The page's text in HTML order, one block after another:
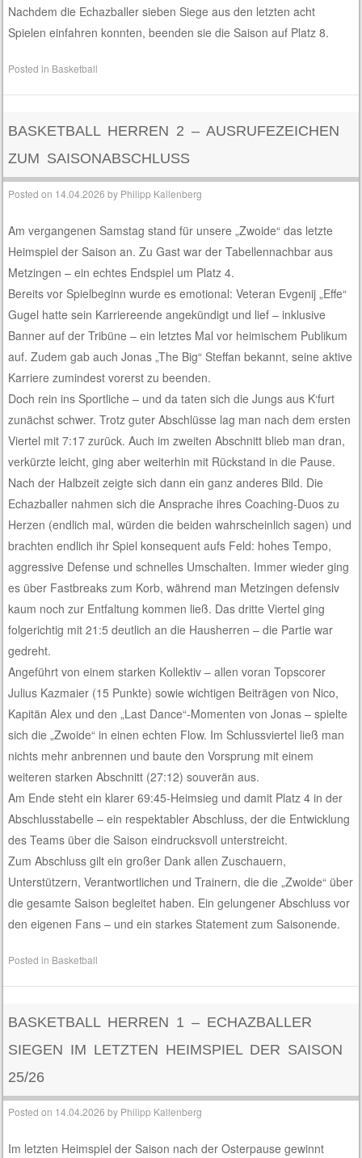
Nachdem die Echazballer sieben Siege aus den letzten acht
Spielen einfahren konnten, beenden sie die Saison auf Platz 8.
Posted in Basketball
BASKETBALL HERREN 2 – AUSRUFEZEICHEN
ZUM SAISONABSCHLUSS
Posted on 14.04.2026 by Philipp Kallenberg
Am vergangenen Samstag stand für unsere „Zwoide“ das letzte
Heimspiel der Saison an. Zu Gast war der Tabellennachbar aus
Metzingen – ein echtes Endspiel um Platz 4.
Bereits vor Spielbeginn wurde es emotional: Veteran Evgenij „Effe“
Gugel hatte sein Karriereende angekündigt und lief – inklusive
Banner auf der Tribüne – ein letztes Mal vor heimischem Publikum
auf. Zudem gab auch Jonas „The Big“ Steffan bekannt, seine aktive
Karriere zumindest vorerst zu beenden.
Doch rein ins Sportliche – und da taten sich die Jungs aus K‘furt
zunächst schwer. Trotz guter Abschlüsse lag man nach dem ersten
Viertel mit 7:17 zurück. Auch im zweiten Abschnitt blieb man dran,
verkürzte leicht, ging aber weiterhin mit Rückstand in die Pause.
Nach der Halbzeit zeigte sich dann ein ganz anderes Bild. Die
Echazballer nahmen sich die Ansprache ihres Coaching-Duos zu
Herzen (endlich mal, würden die beiden wahrscheinlich sagen) und
brachten endlich ihr Spiel konsequent aufs Feld: hohes Tempo,
aggressive Defense und schnelles Umschalten. Immer wieder ging
es über Fastbreaks zum Korb, während man Metzingen defensiv
kaum noch zur Entfaltung kommen ließ. Das dritte Viertel ging
folgerichtig mit 21:5 deutlich an die Hausherren – die Partie war
gedreht.
Angeführt von einem starken Kollektiv – allen voran Topscorer
Julius Kazmaier (15 Punkte) sowie wichtigen Beiträgen von Nico,
Kapitän Alex und den „Last Dance“-Momenten von Jonas – spielte
sich die „Zwoide“ in einen echten Flow. Im Schlussviertel ließ man
nichts mehr anbrennen und baute den Vorsprung mit einem
weiteren starken Abschnitt (27:12) souverän aus.
Am Ende steht ein klarer 69:45-Heimsieg und damit Platz 4 in der
Abschlusstabelle – ein respektabler Abschluss, der die Entwicklung
des Teams über die Saison eindrucksvoll unterstreicht.
Zum Abschluss gilt ein großer Dank allen Zuschauern,
Unterstützern, Verantwortlichen und Trainern, die die „Zwoide“ über
die gesamte Saison begleitet haben. Ein gelungener Abschluss vor
den eigenen Fans – und ein starkes Statement zum Saisonende.
Posted in Basketball
BASKETBALL HERREN 1 – ECHAZBALLER
SIEGEN IM LETZTEN HEIMSPIEL DER SAISON
25/26
Posted on 14.04.2026 by Philipp Kallenberg
Im letzten Heimspiel der Saison nach der Osterpause gewinnt